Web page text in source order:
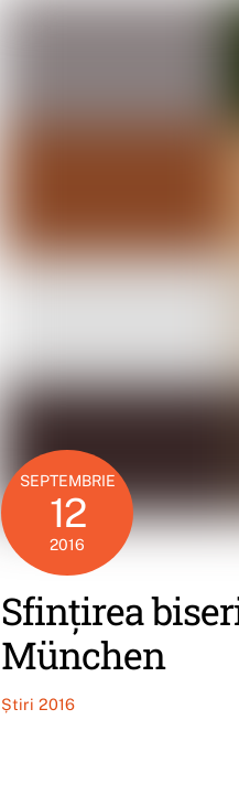
SEPTEMBRIE
12
2016
Sfințirea
München
Știri 2016